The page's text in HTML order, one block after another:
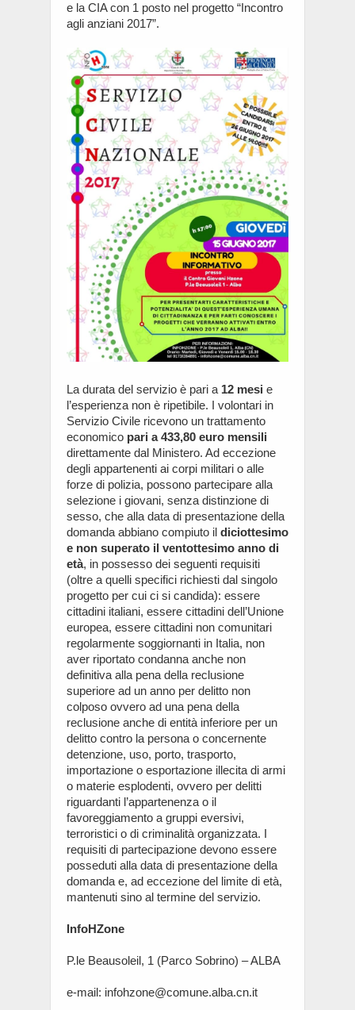
e la CIA con 1 posto nel progetto “Incontro
agli anziani 2017”.
La durata del servizio è pari a 12 mesi e
l’esperienza non è ripetibile. I volontari in
Servizio Civile ricevono un trattamento
economico pari a 433,80 euro mensili
direttamente dal Ministero. Ad eccezione
degli appartenenti ai corpi militari o alle
forze di polizia, possono partecipare alla
selezione i giovani, senza distinzione di
sesso, che alla data di presentazione della
domanda abbiano compiuto il diciottesimo
e non superato il ventottesimo anno di
età, in possesso dei seguenti requisiti
(oltre a quelli specifici richiesti dal singolo
progetto per cui ci si candida): essere
cittadini italiani, essere cittadini dell’Unione
europea, essere cittadini non comunitari
regolarmente soggiornanti in Italia, non
aver riportato condanna anche non
definitiva alla pena della reclusione
superiore ad un anno per delitto non
colposo ovvero ad una pena della
reclusione anche di entità inferiore per un
delitto contro la persona o concernente
detenzione, uso, porto, trasporto,
importazione o esportazione illecita di armi
o materie esplodenti, ovvero per delitti
riguardanti l’appartenenza o il
favoreggiamento a gruppi eversivi,
terroristici o di criminalità organizzata. I
requisiti di partecipazione devono essere
posseduti alla data di presentazione della
domanda e, ad eccezione del limite di età,
mantenuti sino al termine del servizio.
InfoHZone
P.le Beausoleil, 1 (Parco Sobrino) – ALBA
e-mail: infohzone@comune.alba.cn.it